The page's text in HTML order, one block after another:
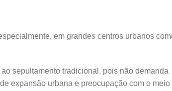
em grandes centros urbanos
sepultamento tradicional, pois não demanda
expansão urbana e preocupação com o meio